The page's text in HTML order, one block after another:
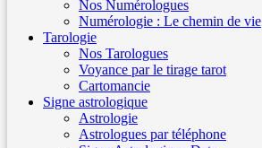
Nos Numérologues
Numérologie : Le chemin de vie
Tarologie
Nos Tarologues
Voyance par le tirage tarot
Cartomancie
Signe astrologique
Astrologie
Astrologues par téléphone